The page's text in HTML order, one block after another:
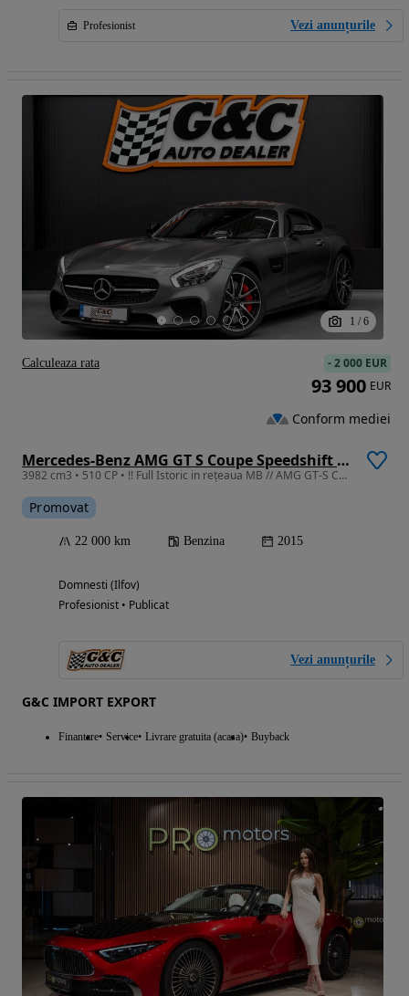
Profesionist Vezi anunțurile
1 / 6
Mercedes-Benz AMG GT S Coupe Speedshift 7G-DCT Edition 1
3982 cm3 • 510 CP • !! Full Istoric in rețeaua MB // AMG GT-S Coupe Edition 1 !!
Promovat
22 000 km Benzina 2015
Domnesti (Ilfov)
Profesionist • Publicat
Vezi anunțurile
G&C IMPORT EXPORT
Finantare Service Livrare gratuita (acasa) Buyback
-2 000 EUR
93 900 EUR
Conform mediei
Calculeaza rata